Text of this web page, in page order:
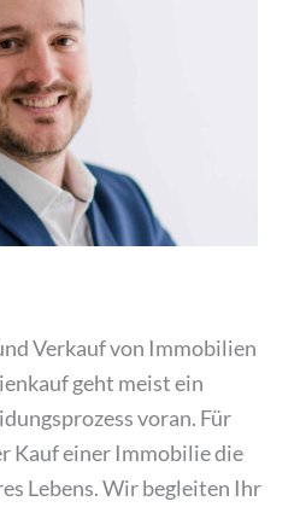
Verkauf von Immobilien
geht meist ein
voran. Für
Kauf einer Immobilie die
Lebens. Wir begleiten Ihr